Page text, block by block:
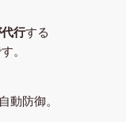
行する
。
動防御。